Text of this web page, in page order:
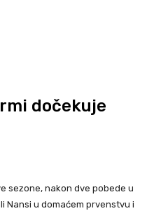
dočekuje
sezone, nakon dve pobede u
Nansi u domaćem prvenstvu i